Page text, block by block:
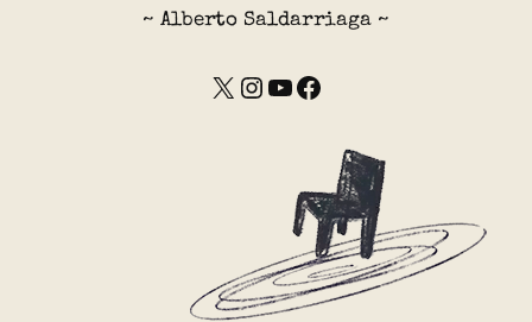
~ Alberto Saldarriaga ~
X Instagram YouTube Facebook